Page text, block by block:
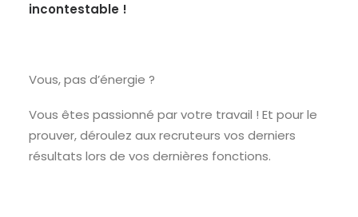
incontestable !
Vous, pas d’énergie ?
Vous êtes passionné par votre travail ! Et pour le
prouver, déroulez aux recruteurs vos derniers
résultats lors de vos dernières fonctions.